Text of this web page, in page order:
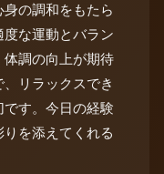
の調和をもたら
な運動とバラン
調の向上が期待
リラックスでき
す。今日の経験
を添えてくれる